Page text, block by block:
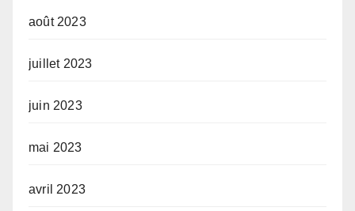
août 2023
juillet 2023
juin 2023
mai 2023
avril 2023